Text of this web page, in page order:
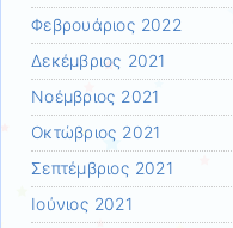
Φεβρουάριος 2022
Δεκέμβριος 2021
Νοέμβριος 2021
Οκτώβριος 2021
Σεπτέμβριος 2021
Ιούνιος 2021